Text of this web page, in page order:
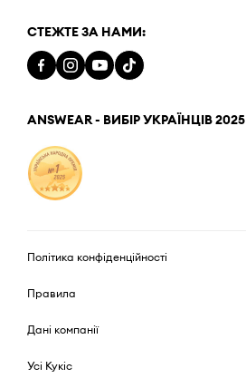
СТЕЖТЕ ЗА НАМИ:
ANSWEAR - ВИБІР УКРАЇНЦІВ 2025
Політика конфіденційності
Правила
Дані компанії
Усі Кукіс